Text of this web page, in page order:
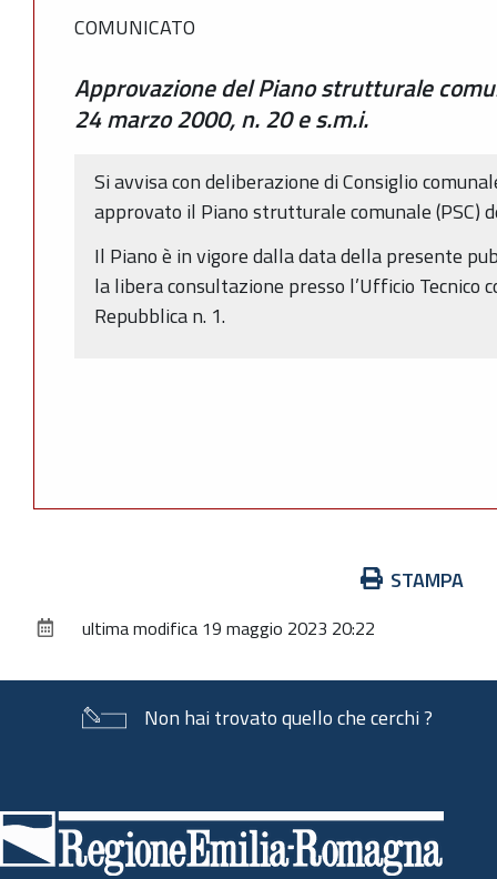
COMUNICATO
Approvazione del Piano strutturale
24 marzo 2000, n. 20 e s.m.i.
Si avvisa con deliberazione di Consiglio
approvato il Piano strutturale comunale (PSC)
Il Piano è in vigore dalla data della presente
la libera consultazione presso l’Ufficio Tecnico
Repubblica n. 1.
documento
STAMPA
ultima modifica 19 maggio 2023 20:22
Non hai trovato quello che cerchi ?
di
pagina